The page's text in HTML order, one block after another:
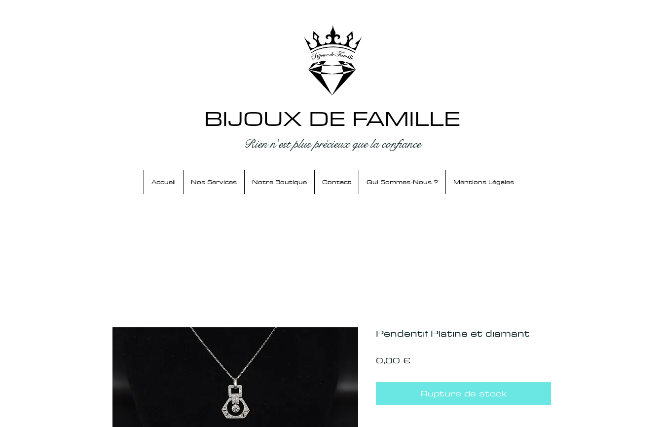
BIJOUX DE FAMILLE
Rien n'est plus précieux que la confiance
Accueil Nos Services Notre Boutique Contact Qui Sommes-Nous ? Mentions Légales
Pendentif Platine et diamant
0,00 €Prix
Rupture de stock